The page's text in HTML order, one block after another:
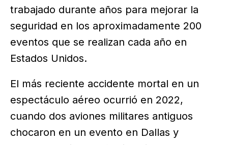
trabajado durante años para mejorar la
seguridad en los aproximadamente 200
eventos que se realizan cada año en
Estados Unidos.
El más reciente accidente mortal en un
espectáculo aéreo ocurrió en 2022,
cuando dos aviones militares antiguos
chocaron en un evento en Dallas y